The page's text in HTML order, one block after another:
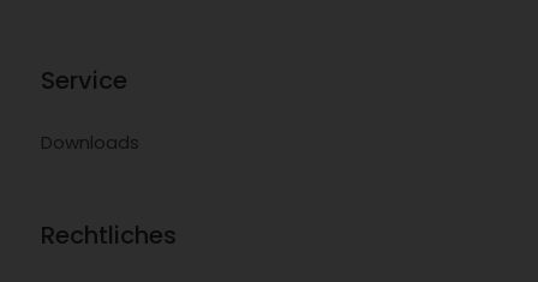
Service
Downloads
Rechtliches